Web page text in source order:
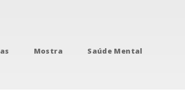
Mostra Saúde Mental